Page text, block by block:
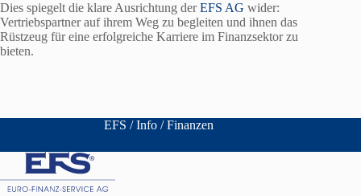
Dies spiegelt die klare Ausrichtung derEFS AG wider:
Vertriebspartner auf ihrem Weg zu begleiten und ihnen das
Rüstzeug für eine erfolgreiche Karriere im Finanzsektor zu
bieten.
EFS /Info /Finanzen